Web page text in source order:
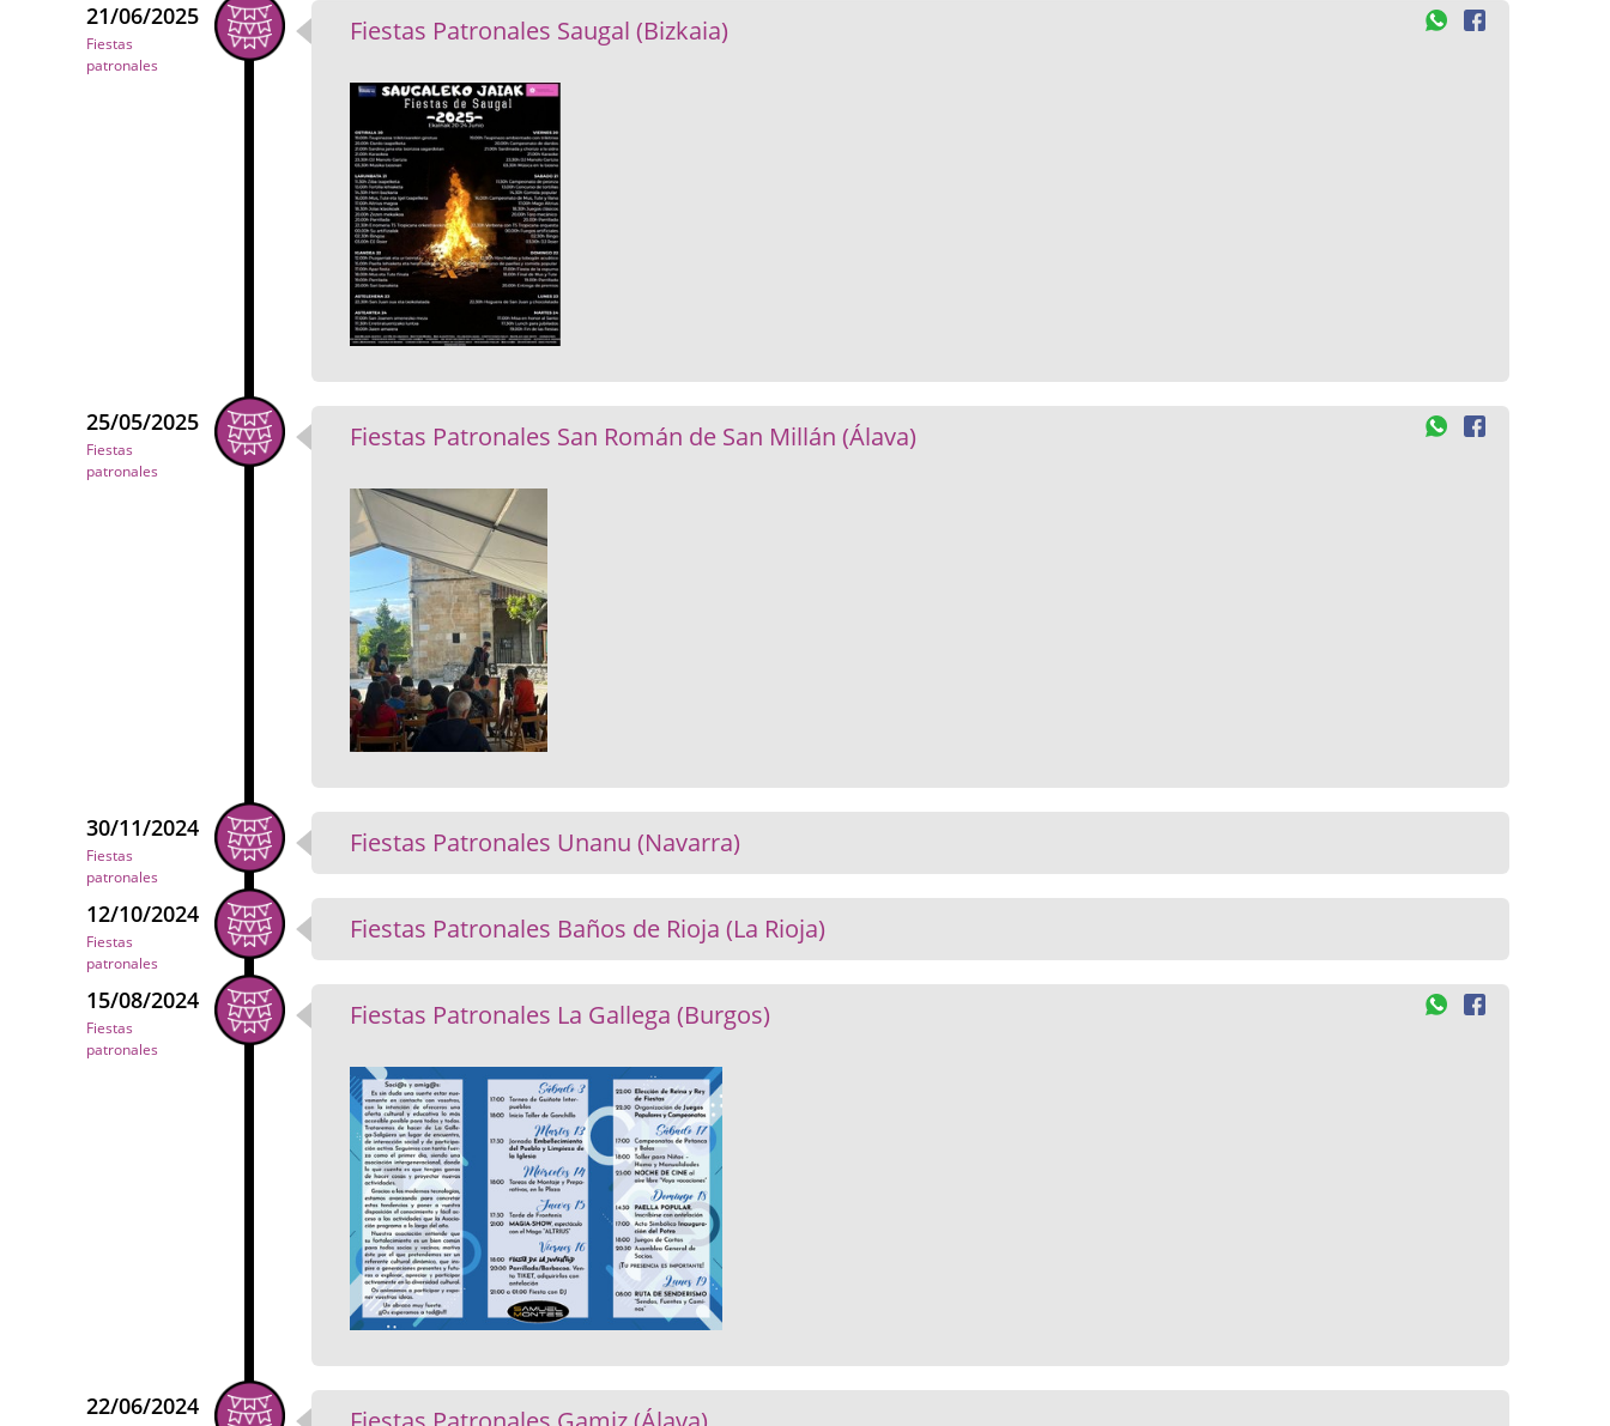
21/06/2025
Fiestas
patronales
Fiestas Patronales Saugal (Bizkaia)
25/05/2025
Fiestas
patronales
Fiestas Patronales San Román de San Millán (Álava)
30/11/2024
Fiestas
patronales
Fiestas Patronales Unanu (Navarra)
12/10/2024
Fiestas
patronales
Fiestas Patronales Baños de Rioja (La Rioja)
15/08/2024
Fiestas
patronales
Fiestas Patronales La Gallega (Burgos)
22/06/2024